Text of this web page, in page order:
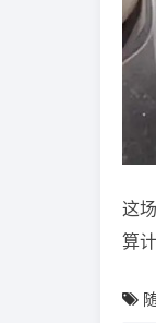
这
算